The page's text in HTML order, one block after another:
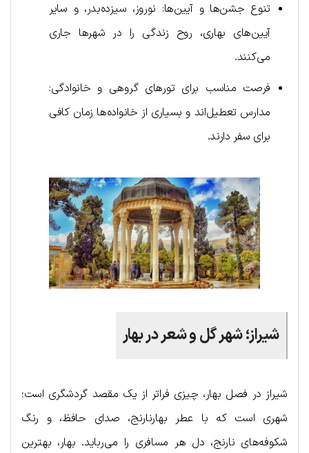
تنوع جشن‌ها و آیین‌ها: نوروز، سیزده‌بدر، و سایر
آیین‌های بهاری، روح زندگی را در شهرها جاری
می‌کنند.
فرصت مناسب برای تورهای گروهی و خانوادگی:
مدارس تعطیل‌اند و بسیاری از خانواده‌ها زمان کافی
برای سفر دارند.
شیراز؛ شهر گل و شعر در بهار
شیراز در فصل بهار، چیزی فراتر از یک مقصد گردشگری است؛
شهری است که با عطر بهارنارنج، صدای حافظ، و رنگ
شکوفه‌های نارنج، دل هر مسافری را می‌رباید. بهار، بهترین